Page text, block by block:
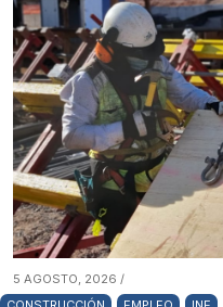
5 AGOSTO, 2026 /